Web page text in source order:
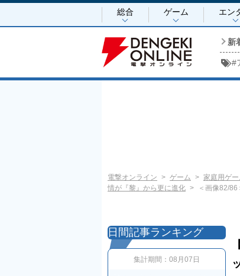
総合 ゲーム エン
新
#
電撃オンライン ゲーム 家庭用ゲー
情が『黎』から更に進化
＜画像82/86
日間記事ランキング
集計期間： 08月07日